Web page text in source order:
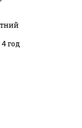
4 год